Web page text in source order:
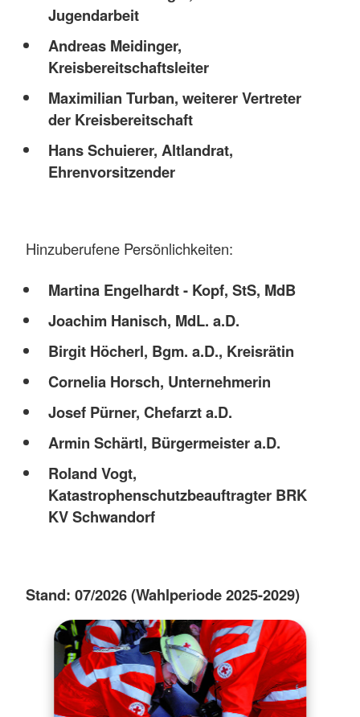
Jugendarbeit
Andreas Meidinger,
Kreisbereitschaftsleiter
Maximilian Turban, weiterer Vertreter
der Kreisbereitschaft
Hans Schuierer, Altlandrat,
Ehrenvorsitzender
Hinzuberufene Persönlichkeiten:
Martina Engelhardt - Kopf, StS, MdB
Joachim Hanisch, MdL. a.D.
Birgit Höcherl, Bgm. a.D., Kreisrätin
Cornelia Horsch, Unternehmerin
Josef Pürner, Chefarzt a.D.
Armin Schärtl, Bürgermeister a.D.
Roland Vogt,
Katastrophenschutzbeauftragter BRK
KV Schwandorf
Stand: 07/2026 (Wahlperiode 2025-2029)